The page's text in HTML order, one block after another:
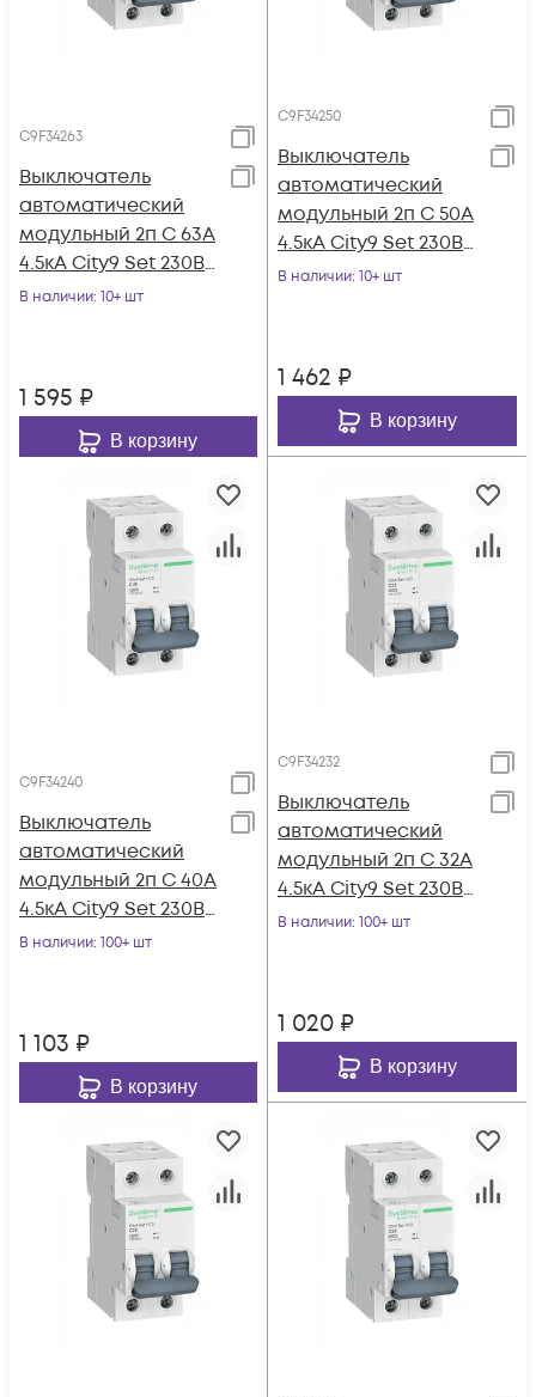
C9F34263
Выключатель
автоматический
модульный 2п C 63А
4.5кА City9 Set 230В
SE C9F34263
В наличии: 10+ шт
1 595 ₽
В корзину
C9F34250
Выключатель
автоматический
модульный 2п C 50А
4.5кА City9 Set 230В
SE C9F34250
В наличии: 10+ шт
1 462 ₽
В корзину
C9F34240
Выключатель
автоматический
модульный 2п C 40А
4.5кА City9 Set 230В
SE C9F34240
В наличии: 100+ шт
1 103 ₽
В корзину
C9F34232
Выключатель
автоматический
модульный 2п C 32А
4.5кА City9 Set 230В
SE C9F34232
В наличии: 100+ шт
1 020 ₽
В корзину